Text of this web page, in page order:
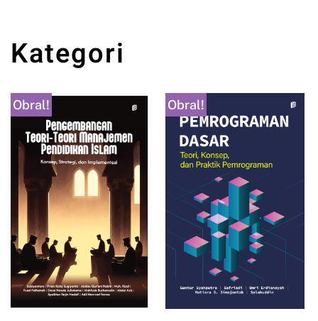
Kategori
Obral! Obral!